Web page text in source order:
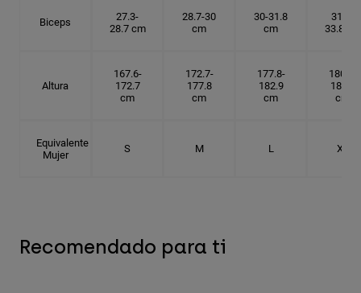
Biceps
27.3-
28.7 cm
28.7-30
cm
30-31.8
cm
31.8-
33.8 cm
Altura
167.6-
172.7
cm
172.7-
177.8
cm
177.8-
182.9
cm
180.3-
185.5
cm
Equivalente
Mujer
S M L XL
Recomendado para ti